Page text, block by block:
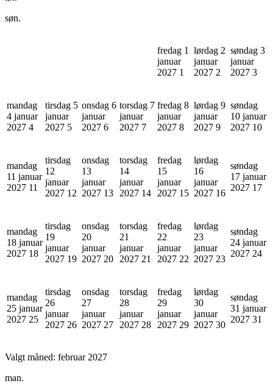
søn.
fredag 1
januar
2027 1
lørdag 2
januar
2027 2
søndag 3
januar
2027 3
mandag
4 januar
2027 4
tirsdag 5
januar
2027 5
onsdag 6
januar
2027 6
torsdag 7
januar
2027 7
fredag 8
januar
2027 8
lørdag 9
januar
2027 9
søndag
10 januar
2027 10
mandag
11 januar
2027 11
tirsdag
12
januar
2027 12
onsdag
13
januar
2027 13
torsdag
14
januar
2027 14
fredag
15
januar
2027 15
lørdag
16
januar
2027 16
søndag
17 januar
2027 17
mandag
18 januar
2027 18
tirsdag
19
januar
2027 19
onsdag
20
januar
2027 20
torsdag
21
januar
2027 21
fredag
22
januar
2027 22
lørdag
23
januar
2027 23
søndag
24 januar
2027 24
mandag
25 januar
2027 25
tirsdag
26
januar
2027 26
onsdag
27
januar
2027 27
torsdag
28
januar
2027 28
fredag
29
januar
2027 29
lørdag
30
januar
2027 30
søndag
31 januar
2027 31
Valgt måned: februar 2027
man.